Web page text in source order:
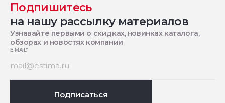
Подпишитесь
на нашу рассылку материалов
Узнавайте первыми о скидках, новинках каталога,
обзорах и новостях компании
E-MAIL*
Подписаться